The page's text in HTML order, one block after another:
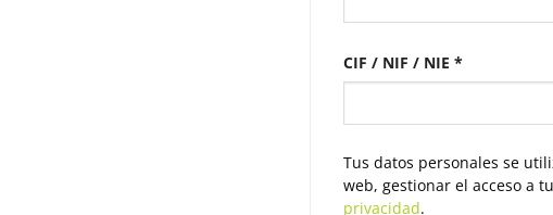
CIF / NIF / NIE *
Tus datos personales se
web, gestionar el acceso a
privacidad.